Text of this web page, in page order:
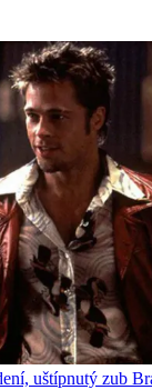
uštípnutý zub